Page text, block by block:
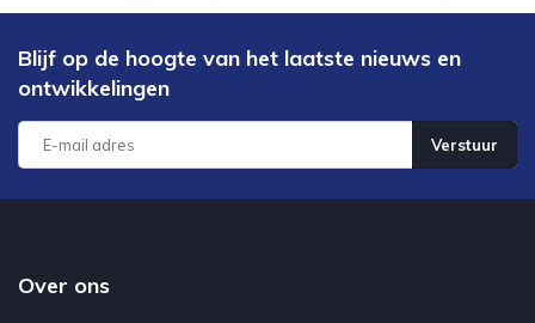
Blijf op de hoogte van het laatste nieuws en
ontwikkelingen
Verstuur
Over ons